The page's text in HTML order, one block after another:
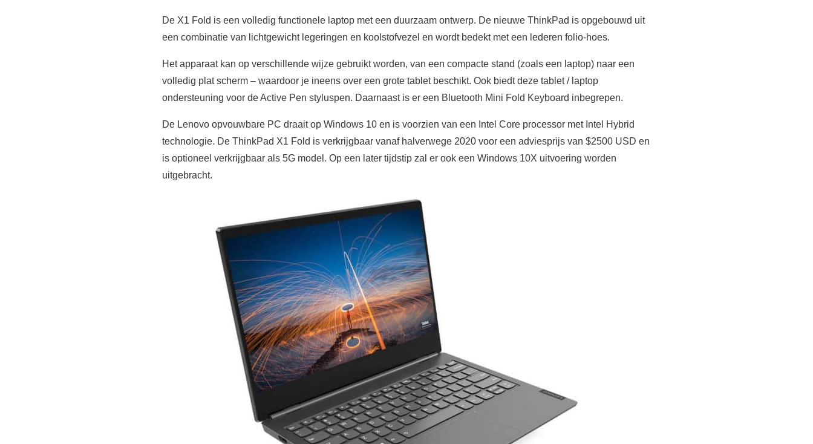
De X1 Fold is een volledig functionele laptop met een duurzaam ontwerp. De nieuwe ThinkPad is opgebouwd uit
een combinatie van lichtgewicht legeringen en koolstofvezel en wordt bedekt met een lederen folio-hoes.
Het apparaat kan op verschillende wijze gebruikt worden, van een compacte stand (zoals een laptop) naar een
volledig plat scherm – waardoor je ineens over een grote tablet beschikt. Ook biedt deze tablet / laptop
ondersteuning voor de Active Pen styluspen. Daarnaast is er een Bluetooth Mini Fold Keyboard inbegrepen.
De Lenovo opvouwbare PC draait op Windows 10 en is voorzien van een Intel Core processor met Intel Hybrid
technologie. De ThinkPad X1 Fold is verkrijgbaar vanaf halverwege 2020 voor een adviesprijs van $2500 USD en
is optioneel verkrijgbaar als 5G model. Op een later tijdstip zal er ook een Windows 10X uitvoering worden
uitgebracht.